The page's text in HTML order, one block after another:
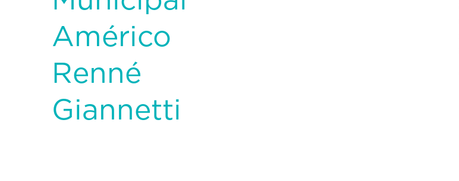
Américo
Renné
Giannetti